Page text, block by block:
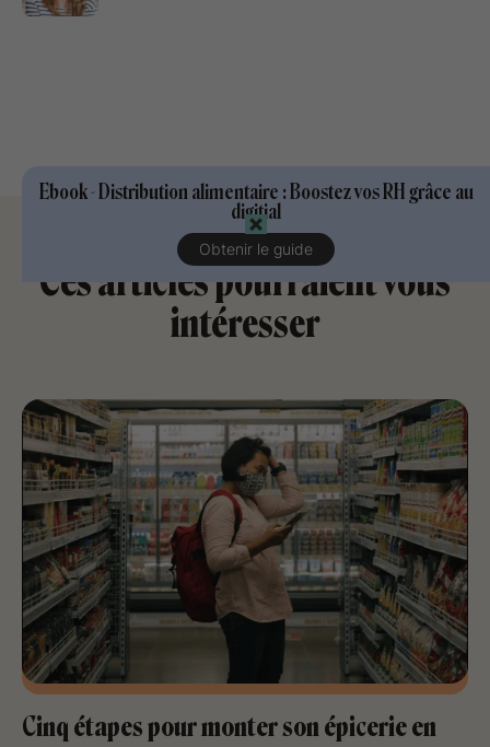
Ebook - Distribution alimentaire : Boostez vos RH grâce au
digitial
Obtenir le guide
Ces articles pourraient vous
intéresser
Cinq étapes pour monter son épicerie en